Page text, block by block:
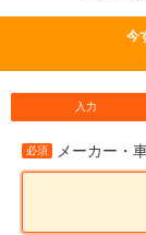
今
入力
必須 メーカー・